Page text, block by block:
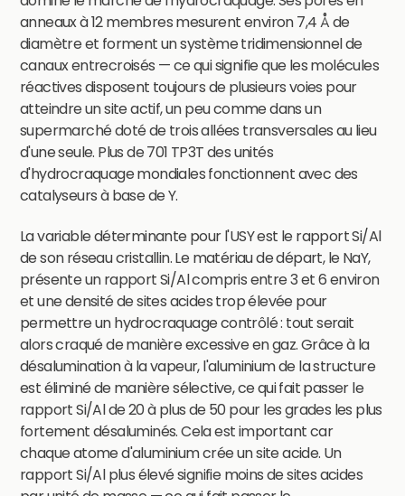
anneaux à 12 membres mesurent environ 7,4 Å de
diamètre et forment un système tridimensionnel de
canaux entrecroisés — ce qui signifie que les molécules
réactives disposent toujours de plusieurs voies pour
atteindre un site actif, un peu comme dans un
supermarché doté de trois allées transversales au lieu
d'une seule. Plus de 701 TP3T des unités
d'hydrocraquage mondiales fonctionnent avec des
catalyseurs à base de Y.
La variable déterminante pour l'USY est le rapport Si/Al
de son réseau cristallin. Le matériau de départ, le NaY,
présente un rapport Si/Al compris entre 3 et 6 environ
et une densité de sites acides trop élevée pour
permettre un hydrocraquage contrôlé : tout serait
alors craqué de manière excessive en gaz. Grâce à la
désalumination à la vapeur, l'aluminium de la structure
est éliminé de manière sélective, ce qui fait passer le
rapport Si/Al de 20 à plus de 50 pour les grades les plus
fortement désaluminés. Cela est important car
chaque atome d'aluminium crée un site acide. Un
rapport Si/Al plus élevé signifie moins de sites acides